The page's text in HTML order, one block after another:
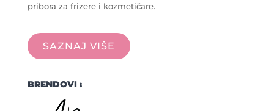
pribora za frizere i kozmetičare.
SAZNAJ VIŠE
BRENDOVI :